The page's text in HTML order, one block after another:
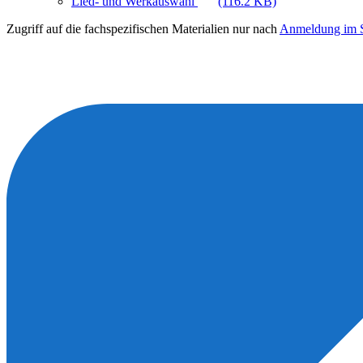
Zugriff auf die fachspezifischen Materialien nur nach Anmeldung im